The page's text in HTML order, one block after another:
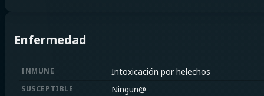
Enfermedad
INMUNE Intoxicación por helechos
SUSCEPTIBLE Ningun@